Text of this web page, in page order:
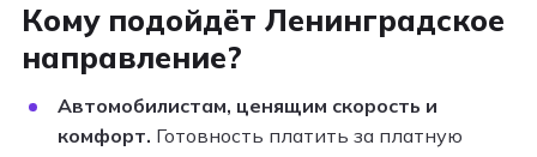
Кому подойдёт Ленинградское
направление?
Автомобилистам, ценящим скорость и
комфорт. Готовность платить за платную